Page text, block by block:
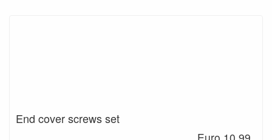
End cover screws set